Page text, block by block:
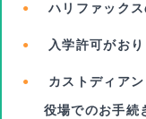
ハリファック
入学許可がお
カストディア
役場でのお手続